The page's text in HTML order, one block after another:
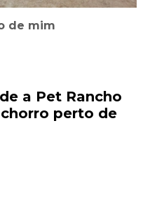
de mim
a Pet Rancho
perto de